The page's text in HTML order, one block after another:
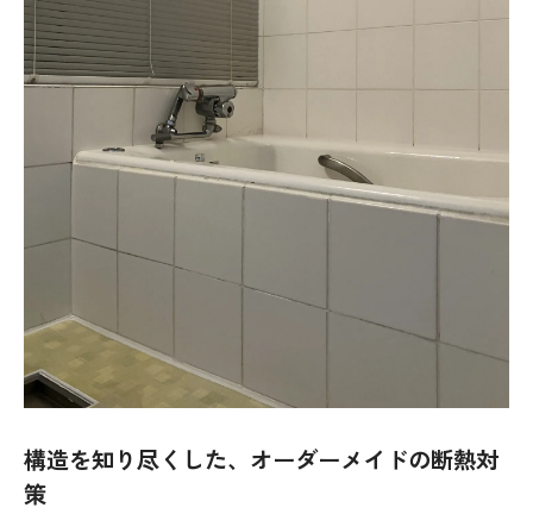
構造を知り尽くした、オーダーメイドの断熱対
策